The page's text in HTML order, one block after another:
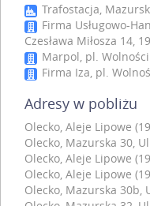
Trafostacja,
Firma Usługowo-
Czesława Miłosza 14,
Marpol, pl.
Firma Iza, pl.
Adresy w pobliżu
Olecko, Aleje Lipowe
Olecko, Mazurska 30,
Olecko, Aleje Lipowe
Olecko, Aleje Lipowe
Olecko, Mazurska 30b,